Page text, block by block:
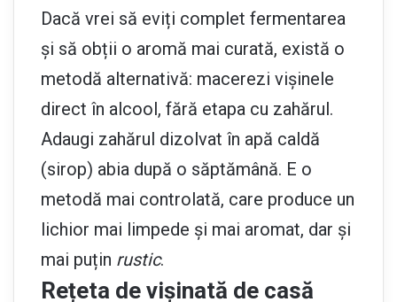
Dacă vrei să eviți complet fermentarea
și să obții o aromă mai curată, există o
metodă alternativă: macerezi vișinele
direct în alcool, fără etapa cu zahărul.
Adaugi zahărul dizolvat în apă caldă
(sirop) abia după o săptămână. E o
metodă mai controlată, care produce un
lichior mai limpede și mai aromat, dar și
mai puțin rustic.
Rețeta de vișinată de casă